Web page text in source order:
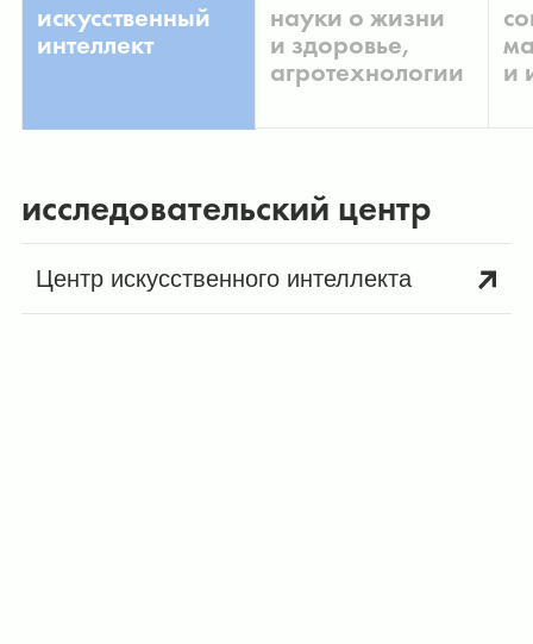
искусственный
интеллект
науки о жизни
и здоровье,
агротехнологии и
исследовательский центр
Центр искусственного интеллекта